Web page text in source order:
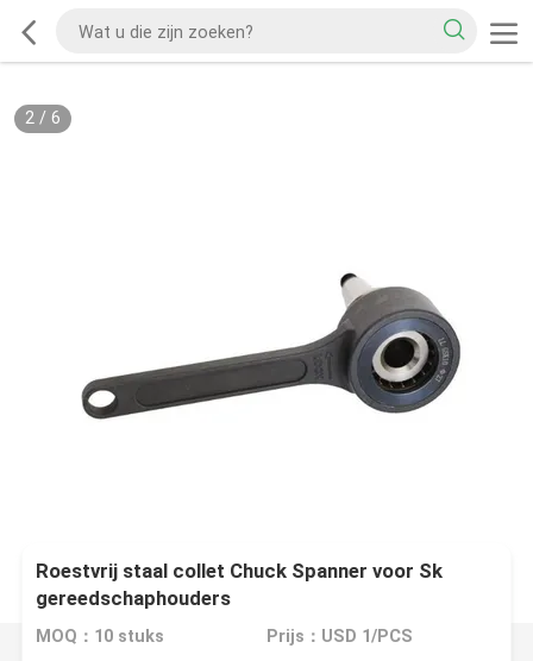
2/ 6
Roestvrij staal collet Chuck Spanner voor Sk
gereedschaphouders
MOQ：10 stuks Prijs：USD 1/PCS